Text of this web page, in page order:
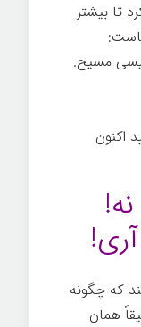
تا بیشتر
مسیح.
اکنون
که چگونه
همان